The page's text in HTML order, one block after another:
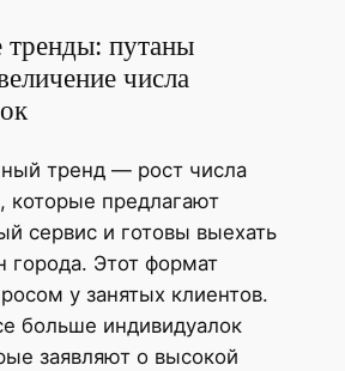
тренды: путаны
числа
тренд — рост числа
которые предлагают
сервис и готовы выехать
города. Этот формат
у занятых клиентов.
больше индивидуалок
заявляют о высокой